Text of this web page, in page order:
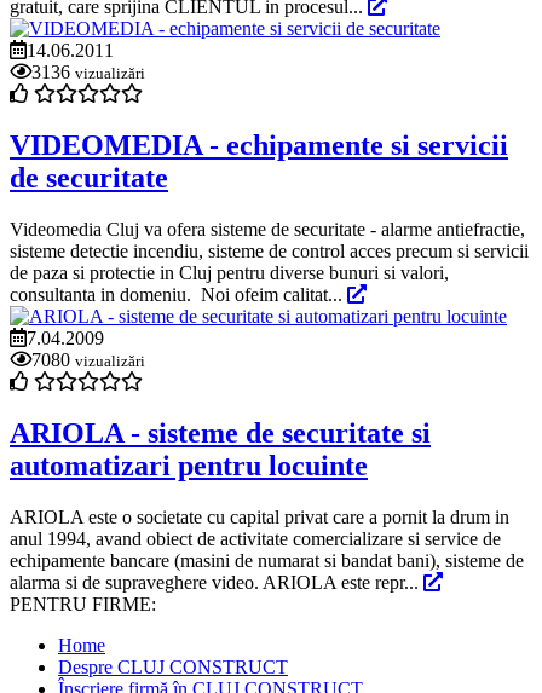
gratuit, care sprijina CLIENTUL in procesul...
14.06.2011
3136 vizualizări
VIDEOMEDIA - echipamente si servicii
de securitate
Videomedia Cluj va ofera sisteme de securitate - alarme antiefractie,
sisteme detectie incendiu, sisteme de control acces precum si servicii
de paza si protectie in Cluj pentru diverse bunuri si valori,
consultanta in domeniu. Noi ofeim calitat...
7.04.2009
7080 vizualizări
ARIOLA - sisteme de securitate si
automatizari pentru locuinte
ARIOLA este o societate cu capital privat care a pornit la drum in
anul 1994, avand obiect de activitate comercializare si service de
echipamente bancare (masini de numarat si bandat bani), sisteme de
alarma si de supraveghere video. ARIOLA este repr...
PENTRU FIRME:
Home
Despre CLUJ CONSTRUCT
Înscriere firmă în CLUJ CONSTRUCT